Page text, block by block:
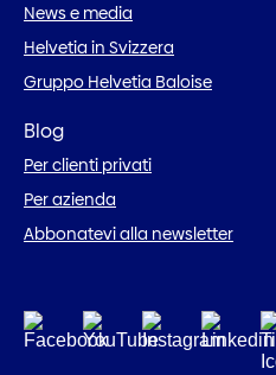
News e media
Helvetia in Svizzera
Gruppo Helvetia Baloise
Blog
Per clienti privati
Per azienda
Abbonatevi alla newsletter